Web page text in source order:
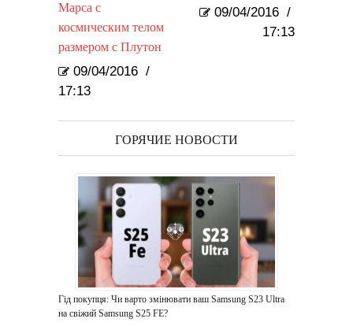
Марса с
космическим телом
размером с Плутон
09/04/2016 /
17:13
09/04/2016 /
17:13
ГОРЯЧИЕ НОВОСТИ
Гід покупця: Чи варто змінювати ваш Samsung S23 Ultra
на свіжий Samsung S25 FE?